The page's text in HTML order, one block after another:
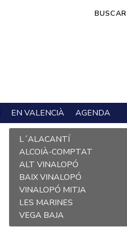
EN VALENCIÀ AGENDA
L´ALACANTÍ
ALCOIÀ-COMPTAT
ALT VINALOPÓ
BAIX VINALOPÓ
VINALOPÓ MITJA
LES MARINES
VEGA BAJA